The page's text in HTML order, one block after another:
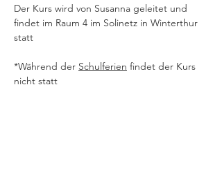
Der Kurs wird von Susanna geleitet und
findet im Raum 4 im Solinetz in Winterthur
statt
*Während der Schulferien findet der Kurs
nicht statt